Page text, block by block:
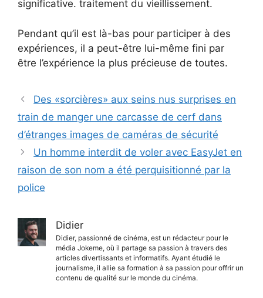
significative. traitement du vieillissement.
Pendant qu’il est là-bas pour participer à des
expériences, il a peut-être lui-même fini par
être l’expérience la plus précieuse de toutes.
Des «sorcières» aux seins nus surprises en
train de manger une carcasse de cerf dans
d’étranges images de caméras de sécurité
Un homme interdit de voler avec EasyJet en
raison de son nom a été perquisitionné par la
police
Didier
Didier, passionné de cinéma, est un rédacteur pour le
média Jokeme, où il partage sa passion à travers des
articles divertissants et informatifs. Ayant étudié le
journalisme, il allie sa formation à sa passion pour offrir un
contenu de qualité sur le monde du cinéma.